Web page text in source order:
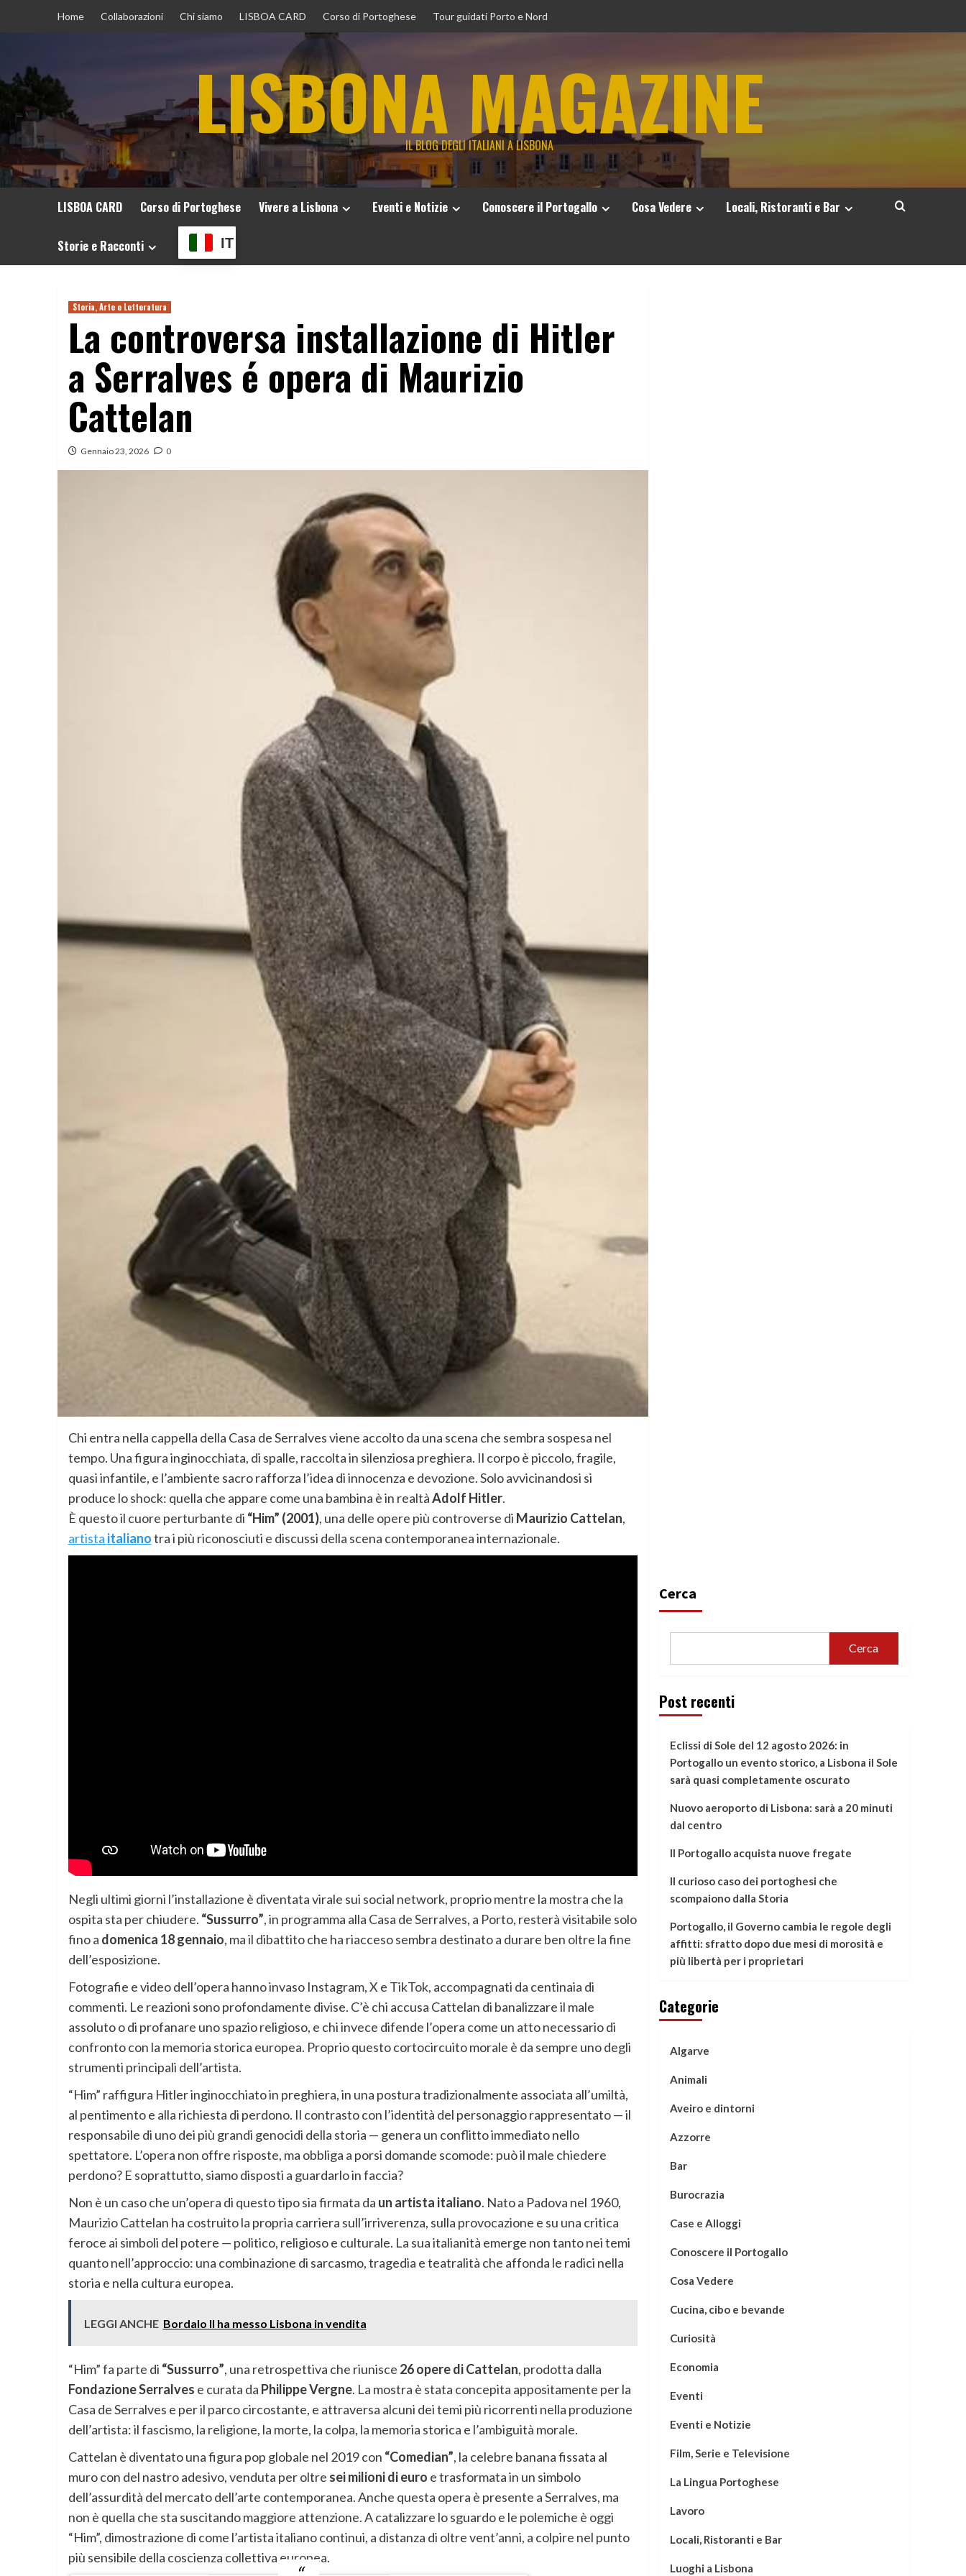
Home Collaborazioni Chi siamo LISBOA CARD Corso di Portoghese Tour guidati Porto e Nord
LISBONA MAGAZINE
IL BLOG DEGLI ITALIANI A LISBONA
LISBOA CARD Corso di Portoghese Vivere a Lisbona Eventi e Notizie Conoscere il Portogallo Cosa Vedere Locali, Ristoranti e Bar
Storie e Racconti IT
Storia, Arte e Letteratura
La controversa installazione di Hitler
a Serralves é opera di Maurizio
Cattelan
Gennaio 23, 2026 0
Chi entra nella cappella della Casa de Serralves viene accolto da una scena che sembra sospesa nel
tempo. Una figura inginocchiata, di spalle, raccolta in silenziosa preghiera. Il corpo è piccolo, fragile,
quasi infantile, e l’ambiente sacro rafforza l’idea di innocenza e devozione. Solo avvicinandosi si
produce lo shock: quella che appare come una bambina è in realtàAdolf Hitler.
È questo il cuore perturbante di “Him” (2001), una delle opere più controverse di Maurizio Cattelan,
artista italianotra i più riconosciuti e discussi della scena contemporanea internazionale.
Negli ultimi giorni l’installazione è diventata virale sui social network, proprio mentre la mostra che la
ospita sta per chiudere. “Sussurro”, in programma alla Casa de Serralves, a Porto, resterà visitabile solo
fino a domenica 18 gennaio, ma il dibattito che ha riacceso sembra destinato a durare ben oltre la fine
dell’esposizione.
Fotografie e video dell’opera hanno invaso Instagram, X e TikTok, accompagnati da centinaia di
commenti. Le reazioni sono profondamente divise. C’è chi accusa Cattelan di banalizzare il male
assoluto o di profanare uno spazio religioso, e chi invece difende l’opera come un atto necessario di
confronto con la memoria storica europea. Proprio questo cortocircuito morale è da sempre uno degli
strumenti principali dell’artista.
“Him” raffigura Hitler inginocchiato in preghiera, in una postura tradizionalmente associata all’umiltà,
al pentimento e alla richiesta di perdono. Il contrasto con l’identità del personaggio rappresentato — il
responsabile di uno dei più grandi genocidi della storia — genera un conflitto immediato nello
spettatore. L’opera non offre risposte, ma obbliga a porsi domande scomode: può il male chiedere
perdono? E soprattutto, siamo disposti a guardarlo in faccia?
Non è un caso che un’opera di questo tipo sia firmata da un artista italiano. Nato a Padova nel 1960,
Maurizio Cattelan ha costruito la propria carriera sull’irriverenza, sulla provocazione e su una critica
feroce ai simboli del potere — politico, religioso e culturale. La sua italianità emerge non tanto nei temi
quanto nell’approccio: una combinazione di sarcasmo, tragedia e teatralità che affonda le radici nella
storia e nella cultura europea.
LEGGI ANCHE Bordalo II ha messo Lisbona in vendita
“Him” fa parte di “Sussurro”, una retrospettiva che riunisce 26 opere di Cattelan, prodotta dalla
Fondazione Serralves e curata da Philippe Vergne. La mostra è stata concepita appositamente per la
Casa de Serralves e per il parco circostante, e attraversa alcuni dei temi più ricorrenti nella produzione
dell’artista: il fascismo, la religione, la morte, la colpa, la memoria storica e l’ambiguità morale.
Cattelan è diventato una figura pop globale nel 2019 con “Comedian”, la celebre banana fissata al
muro con del nastro adesivo, venduta per oltre sei milioni di euro e trasformata in un simbolo
dell’assurdità del mercato dell’arte contemporanea. Anche questa opera è presente a Serralves, ma
non è quella che sta suscitando maggiore attenzione. A catalizzare lo sguardo e le polemiche è oggi
“Him”, dimostrazione di come l’artista italiano continui, a distanza di oltre vent’anni, a colpire nel punto
più sensibile della coscienza collettiva europea.
Cerca
Cerca
Post recenti
Eclissi di Sole del 12 agosto 2026: in
Portogallo un evento storico, a Lisbona il Sole
sarà quasi completamente oscurato
Nuovo aeroporto di Lisbona: sarà a 20 minuti
dal centro
Il Portogallo acquista nuove fregate
Il curioso caso dei portoghesi che
scompaiono dalla Storia
Portogallo, il Governo cambia le regole degli
affitti: sfratto dopo due mesi di morosità e
più libertà per i proprietari
Categorie
Algarve
Animali
Aveiro e dintorni
Azzorre
Bar
Burocrazia
Case e Alloggi
Conoscere il Portogallo
Cosa Vedere
Cucina, cibo e bevande
Curiosità
Economia
Eventi
Eventi e Notizie
Film, Serie e Televisione
La Lingua Portoghese
Lavoro
Locali, Ristoranti e Bar
Luoghi a Lisbona